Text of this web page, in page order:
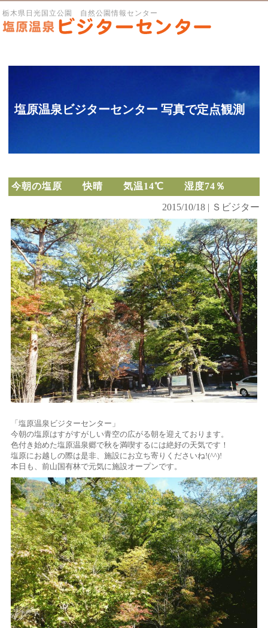
栃木県日光国立公園 自然公園情報センター
塩原温泉ビジターセンター 写真で定点観測
今朝の塩原 快晴 気温14℃ 湿度74％
2015/10/18 | Ｓビジター
「塩原温泉ビジターセンター」
今朝の塩原はすがすがしい青空の広がる朝を迎えております。
色付き始めた塩原温泉郷で秋を満喫するには絶好の天気です！
塩原にお越しの際は是非、施設にお立ち寄りくださいね!(^^)!
本日も、前山国有林で元気に施設オープンです。